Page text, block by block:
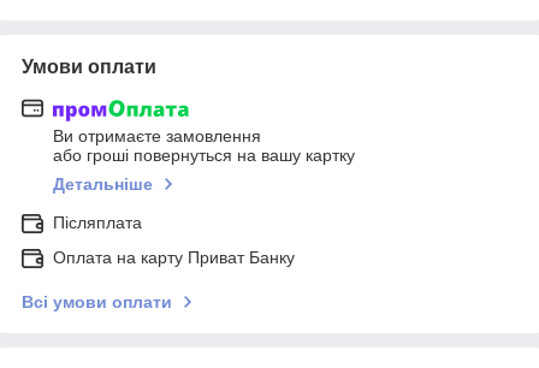
Умови оплати
Ви отримаєте замовлення
або гроші повернуться на вашу картку
Детальніше
Післяплата
Оплата на карту Приват Банку
Всі умови оплати